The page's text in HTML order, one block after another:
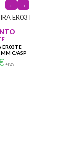
ER03TE
C/ASP
+IVA
← →